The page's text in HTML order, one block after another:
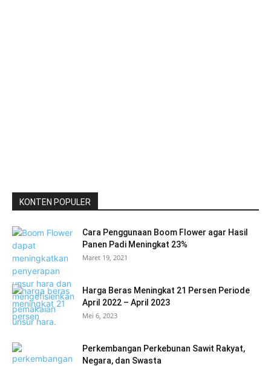
KONTEN POPULER
Cara Penggunaan Boom Flower agar Hasil
Panen Padi Meningkat 23%
Maret 19, 2021
Harga Beras Meningkat 21 Persen Periode
April 2022 – April 2023
Mei 6, 2023
Perkembangan Perkebunan Sawit Rakyat,
Negara, dan Swasta